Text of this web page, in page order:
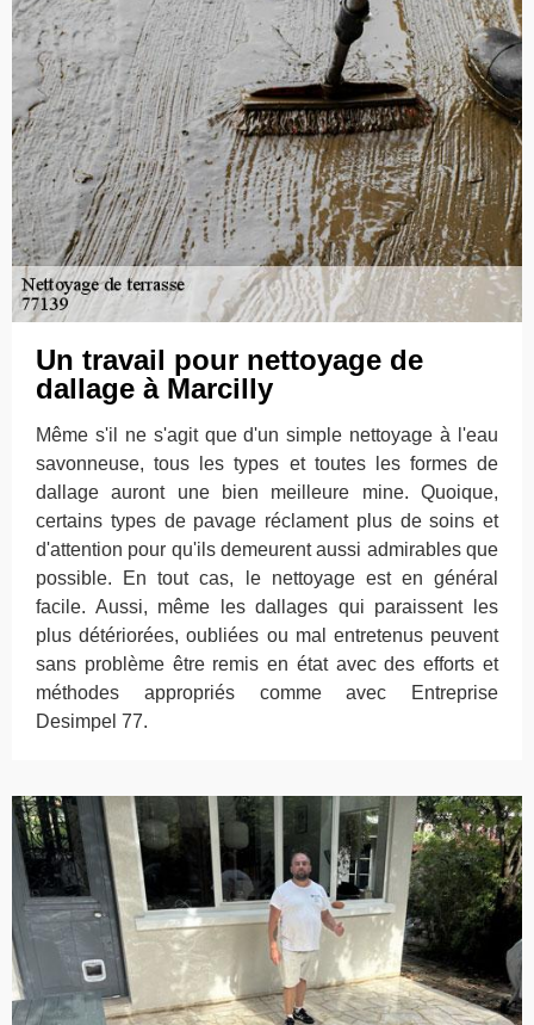
Un travail pour nettoyage de
dallage à Marcilly
Même s'il ne s'agit que d'un simple nettoyage à l'eau
savonneuse, tous les types et toutes les formes de
dallage auront une bien meilleure mine. Quoique,
certains types de pavage réclament plus de soins et
d'attention pour qu'ils demeurent aussi admirables que
possible. En tout cas, le nettoyage est en général
facile. Aussi, même les dallages qui paraissent les
plus détériorées, oubliées ou mal entretenus peuvent
sans problème être remis en état avec des efforts et
méthodes appropriés comme avec Entreprise
Desimpel 77.